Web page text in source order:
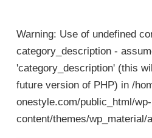
Warning: Use of undefined
category_description -
'category_description' (this
future version of PHP) in /
onestyle.com/public_html/wp-
content/themes/wp_material/